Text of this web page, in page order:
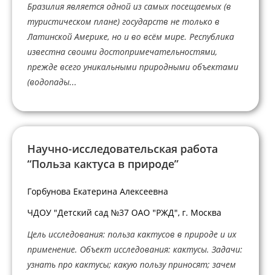
Бразилия является одной из самых посещаемых (в
туристическом плане) государств не только в
Латинской Америке, но и во всём мире. Республика
известна своими достопримечательностями,
прежде всего уникальными природными объектами
(водопады...
Научно-исследовательская работа
“Польза кактуса в природе”
Горбунова Екатерина Алексеевна
ЧДОУ "Детский сад №37 ОАО "РЖД", г. Москва
Цель исследования: польза кактусов в природе и их
применение. Объект исследования: кактусы. Задачи:
узнать про кактусы; какую пользу приносят; зачем